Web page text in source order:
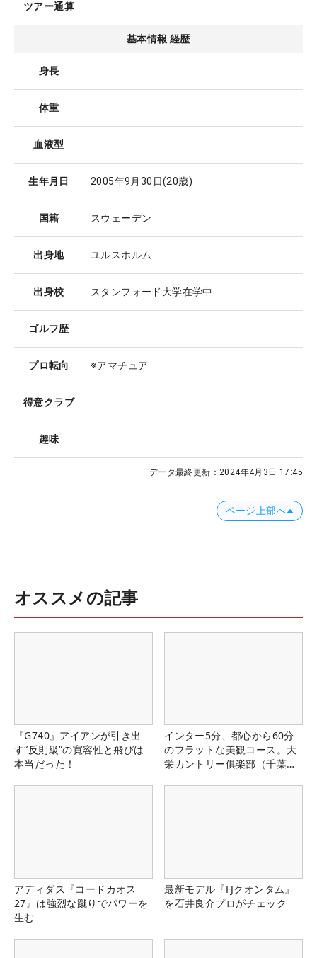
ツアー通算
基本情報 経歴
身長
体重
血液型
生年月日 2005年9月30日(20歳)
国籍 スウェーデン
出身地 ユルスホルム
出身校 スタンフォード大学在学中
ゴルフ歴
プロ転向 ※アマチュア
得意クラブ
趣味
データ最終更新： 2024年4月3日 17:45
ページ上部へ
オススメの記事
『G740』アイアンが引き出
す“反則級”の寛容性と飛びは
本当だった！
インター5分、都心から60分
のフラットな美観コース。大
栄カントリー俱楽部（千葉
アディダス『コードカオス
27』は強烈な蹴りでパワーを
生む
最新モデル『FJクオンタム』
を石井良介プロがチェック